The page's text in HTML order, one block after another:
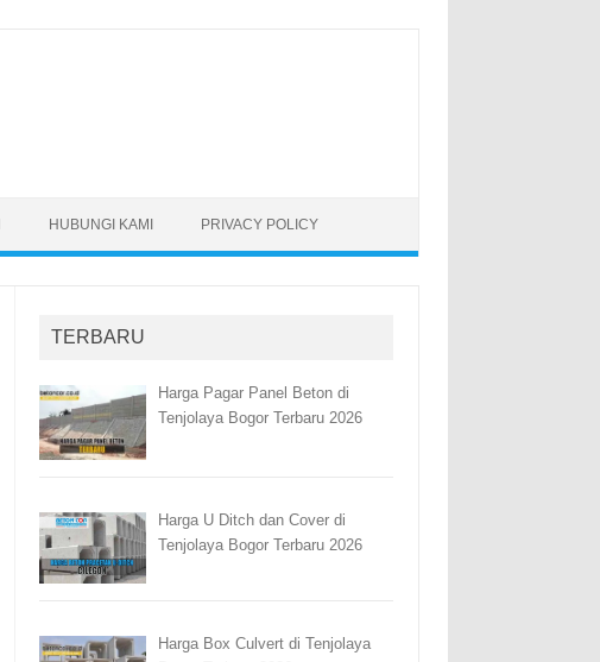
HUBUNGI KAMI PRIVACY POLICY
TERBARU
Harga Pagar Panel Beton di
Tenjolaya Bogor Terbaru 2026
Harga U Ditch dan Cover di
Tenjolaya Bogor Terbaru 2026
Harga Box Culvert di Tenjolaya